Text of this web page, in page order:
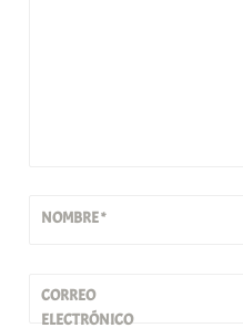
NOMBRE*
CORREO
ELECTRÓNICO